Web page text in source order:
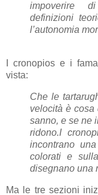
impoverire
definizioni
l’autonomia
I cronopios e i
vista:
Che le
velocità è
sanno, e se ne
ridono.I
incontrano
colorati e
disegnano una
Ma le tre sezioni